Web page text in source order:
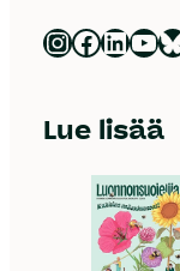
Luonnonsuojeluliitto Instagramissa Luonnonsuojeluliitto Facebookissa Luonnonsuojeluliitto LinkedInissä Luonnonsuojeluliiton YouTube-kanava Luonnonsuojeluliitto Blueskyssa
Lue lisää